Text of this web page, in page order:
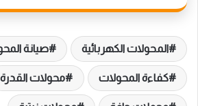
المحولات الكهربائية صيانة
كفاءة المحولات محولات القدرة